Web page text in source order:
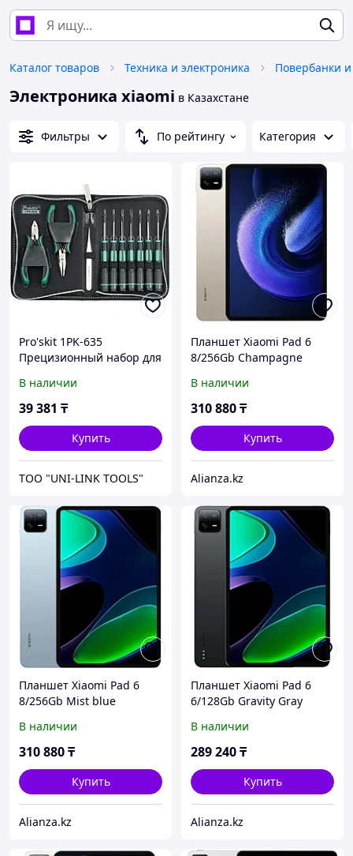
Каталог товаров Техника и электроника Повербанки
Электроника xiaomi в Казахстане
Фильтры По рейтингу Категория
Pro'skit 1PK-635
Прецизионный набор для
В наличии
39 381 ₸
Купить
ТОО "UNI-LINK TOOLS"
Планшет Xiaomi Pad 6
8/256Gb Champagne
В наличии
310 880₸
Купить
Alianza.kz
Планшет Xiaomi Pad 6
8/256Gb Mist blue
В наличии
310 880₸
Купить
Alianza.kz
Планшет Xiaomi Pad 6
6/128Gb Gravity Gray
В наличии
289 240₸
Купить
Alianza.kz